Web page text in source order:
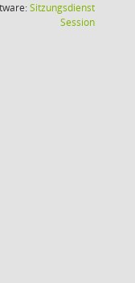
Sitzungsdienst
Session(Wird in